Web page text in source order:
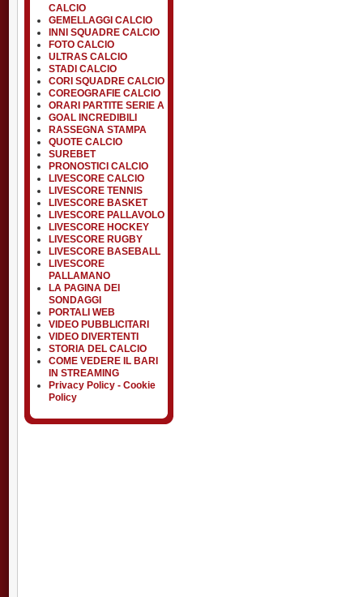
CALCIO
GEMELLAGGI CALCIO
INNI SQUADRE CALCIO
FOTO CALCIO
ULTRAS CALCIO
STADI CALCIO
CORI SQUADRE CALCIO
COREOGRAFIE CALCIO
ORARI PARTITE SERIE A
GOAL INCREDIBILI
RASSEGNA STAMPA
QUOTE CALCIO
SUREBET
PRONOSTICI CALCIO
LIVESCORE CALCIO
LIVESCORE TENNIS
LIVESCORE BASKET
LIVESCORE PALLAVOLO
LIVESCORE HOCKEY
LIVESCORE RUGBY
LIVESCORE BASEBALL
LIVESCORE
PALLAMANO
LA PAGINA DEI
SONDAGGI
PORTALI WEB
VIDEO PUBBLICITARI
VIDEO DIVERTENTI
STORIA DEL CALCIO
COME VEDERE IL BARI
IN STREAMING
Privacy Policy - Cookie
Policy